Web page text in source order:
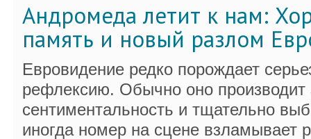
Андромеда летит к нам:
память и новый разлом
Евровидение редко порождает
рефлексию. Обычно оно
сентиментальность и тщательно
иногда номер на сцене взламывает